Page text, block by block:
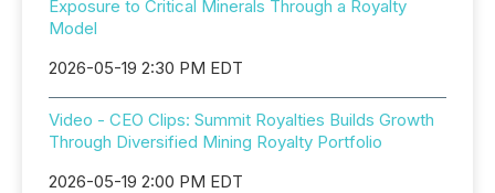
Exposure to Critical Minerals Through a Royalty
Model
2026-05-19 2:30 PM EDT
Video - CEO Clips: Summit Royalties Builds Growth
Through Diversified Mining Royalty Portfolio
2026-05-19 2:00 PM EDT